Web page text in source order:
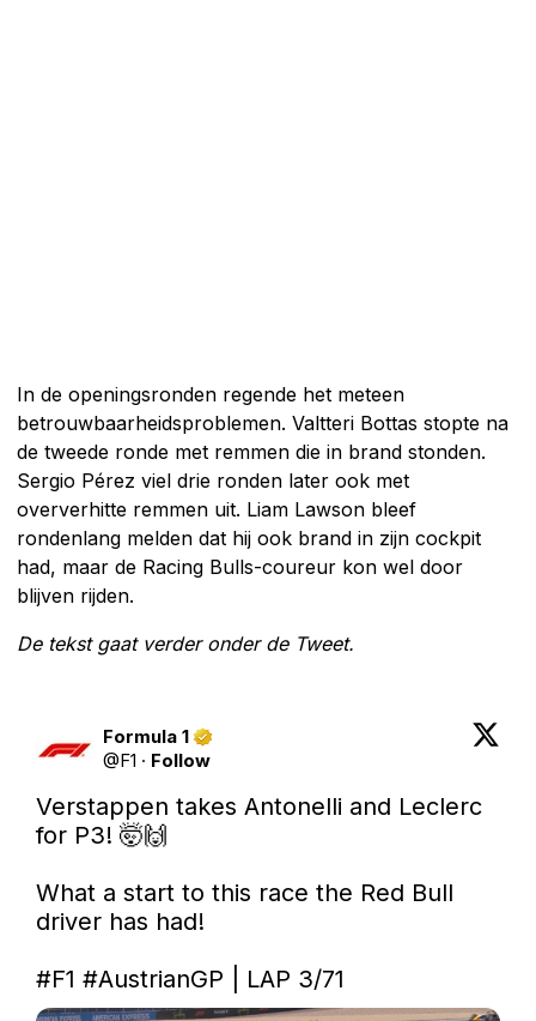
In de openingsronden regende het meteen
betrouwbaarheidsproblemen. Valtteri Bottas stopte na
de tweede ronde met remmen die in brand stonden.
Sergio Pérez viel drie ronden later ook met
oververhitte remmen uit. Liam Lawson bleef
rondenlang melden dat hij ook brand in zijn cockpit
had, maar de Racing Bulls-coureur kon wel door
blijven rijden.
De tekst gaat verder onder de Tweet.
Formula 1
@F1 · Follow
Verstappen takes Antonelli and Leclerc
for P3! 🤯🙌
What a start to this race the Red Bull
driver has had!
#F1 #AustrianGP | LAP 3/71